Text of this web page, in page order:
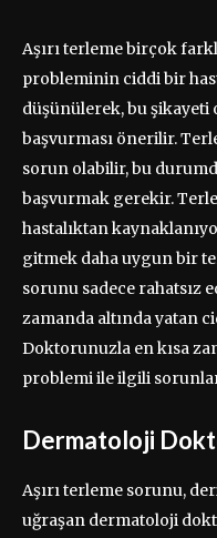
Aşırı terleme birçok
probleminin ciddi bir
düşünülerek, bu
başvurması önerilir.
sorun olabilir, bu
başvurmak gerekir.
hastalıktan
gitmek daha uygun bir
sorunu sadece rahatsız
zamanda altında yatan
Doktorunuzla en kısa
problemi ile ilgili
Dermatoloji
Aşırı terleme sorunu,
uğraşan dermatoloji